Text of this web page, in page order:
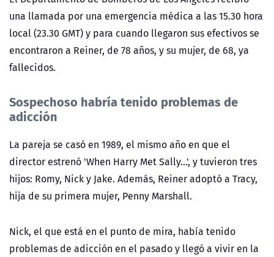
una llamada por una emergencia médica a las 15.30 hora
local (23.30 GMT) y para cuando llegaron sus efectivos se
encontraron a Reiner, de 78 años, y su mujer, de 68, ya
fallecidos.
Sospechoso habría tenido problemas de
adicción
La pareja se casó en 1989, el mismo año en que el
director estrenó 'When Harry Met Sally...', y tuvieron tres
hijos: Romy, Nick y Jake. Además, Reiner adoptó a Tracy,
hija de su primera mujer, Penny Marshall.
Nick, el que está en el punto de mira, había tenido
problemas de adicción en el pasado y llegó a vivir en la